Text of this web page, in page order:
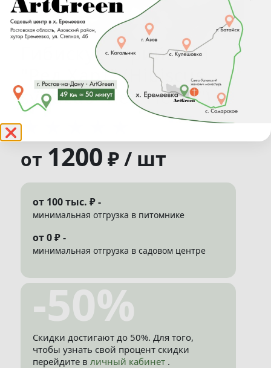
❌
Гибискус сирийский
"Ред Харт" (Hibiscus
syriacus "Red Heart")
★
от 1200 ₽ / шт
от 100 тыс. ₽ -
минимальная отгрузка в питомнике
от 0 ₽ -
минимальная отгрузка в садовом центре
-50%
Скидки достигают до 50%. Для того,
чтобы узнать свой процент скидки
перейдите вличный кабинет .